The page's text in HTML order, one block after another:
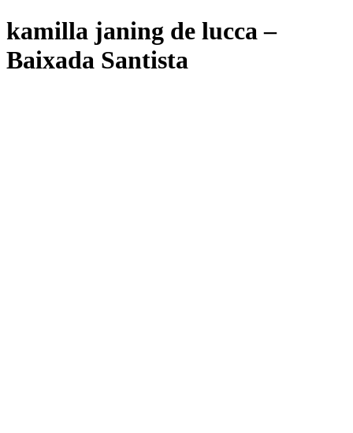
kamilla janing de lucca –
Baixada Santista